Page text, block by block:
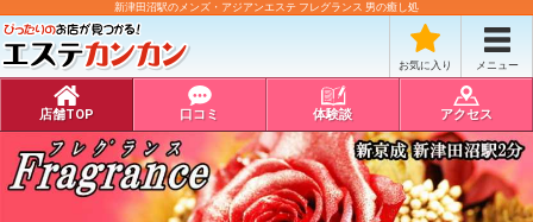
新津田沼駅のメンズ・アジアンエステ フレグランス 男の癒し処
お気に入り メニュー
店舗TOP 口コミ 体験談 アクセス